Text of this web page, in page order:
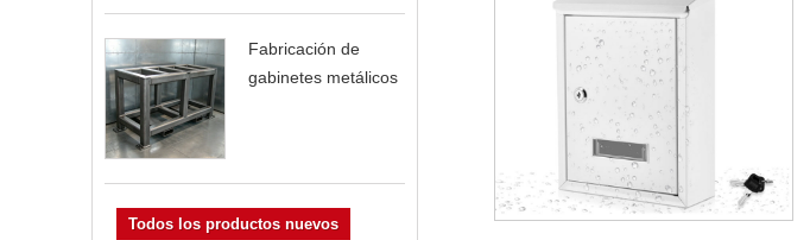
Fabricación de
gabinetes metálicos
Todos los productos nuevos